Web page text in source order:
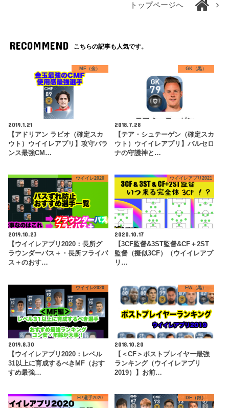
トップページへ
RECOMMEND こちらの記事も人気です。
MF（金）
2019.1.21
【アドリアン ラビオ（確定スカ
ウト）ウイイレアプリ】攻守バラ
ンス最強CM…
GK（黒）
2018.7.28
【テア・シュテーゲン（確定スカ
ウト）ウイイレアプリ】バルセロ
ナの守護神と…
ウイイレ2020
2019.10.23
【ウイイレアプリ2020：長所グ
ラウンダーパス＋・長所フライパ
ス＋のおす…
ウイイレアプリ2021
2020.10.17
【3CF監督&3ST監督&CF＋2ST
監督（擬似3CF）（ウイイレアプ
リ…
ウイイレ2020
2019.8.30
【ウイイレアプリ2020：レベル
31以上に育成するべきMF（おす
すめ最強…
FW（黒）
2018.10.20
【＜CF＞ポストプレイヤー最強
ランキング（ウイイレアプリ
2019）】お前…
FP選手2020 DF（銀）